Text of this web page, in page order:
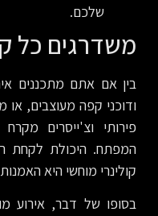
שלכם.
משדרגים כל
בין אם אתם מתכננים
ודוכני קפה מעוצבים,
פירותי וצ'ייסרים
המפתח. היכולת לקחת
קולינרי מוחשי היא
בסופו של דבר, אירוע